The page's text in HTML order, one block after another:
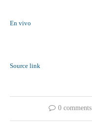
En vivo
Source link
0 comments